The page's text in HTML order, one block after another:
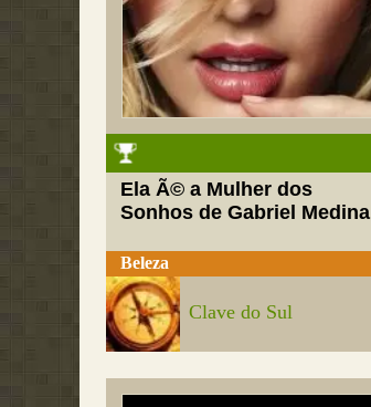
Ela Ã© a Mulher dos
Sonhos de Gabriel Medina
Beleza
Clave do Sul